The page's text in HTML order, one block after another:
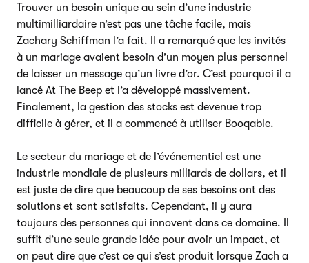
Trouver un besoin unique au sein d’une industrie
multimilliardaire n’est pas une tâche facile, mais
Zachary Schiffman l’a fait. Il a remarqué que les invités
à un mariage avaient besoin d’un moyen plus personnel
de laisser un message qu’un livre d’or. C’est pourquoi il a
lancé At The Beep et l’a développé massivement.
Finalement, la gestion des stocks est devenue trop
difficile à gérer, et il a commencé à utiliser Booqable.
Le secteur du mariage et de l’événementiel est une
industrie mondiale de plusieurs milliards de dollars, et il
est juste de dire que beaucoup de ses besoins ont des
solutions et sont satisfaits. Cependant, il y aura
toujours des personnes qui innovent dans ce domaine. Il
suffit d’une seule grande idée pour avoir un impact, et
on peut dire que c’est ce qui s’est produit lorsque Zach a